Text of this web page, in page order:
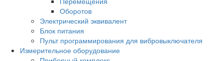
Оборотов
Электрический эквивалент
Блок питания
Пульт программирования для вибровыключателя
Измерительное оборудование